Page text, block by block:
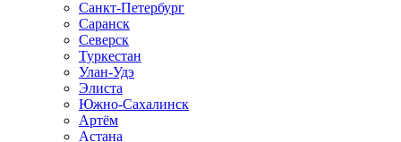
Санкт-Петербург
Саранск
Северск
Туркестан
Улан-Удэ
Элиста
Южно-Сахалинск
Артём
Астана